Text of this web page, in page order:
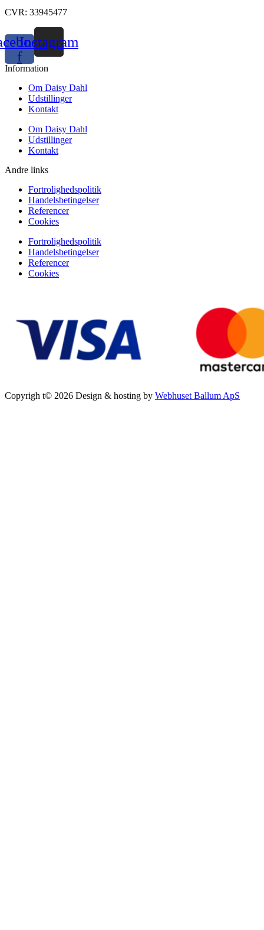
CVR: 33945477
f
Instagram
Information
Om Daisy Dahl
Udstillinger
Kontakt
Om Daisy Dahl
Udstillinger
Kontakt
Andre links
Fortrolighedspolitik
Handelsbetingelser
Referencer
Cookies
Fortrolighedspolitik
Handelsbetingelser
Referencer
Cookies
Copyrigh t© 2026 Design & hosting by Webhuset Ballum ApS